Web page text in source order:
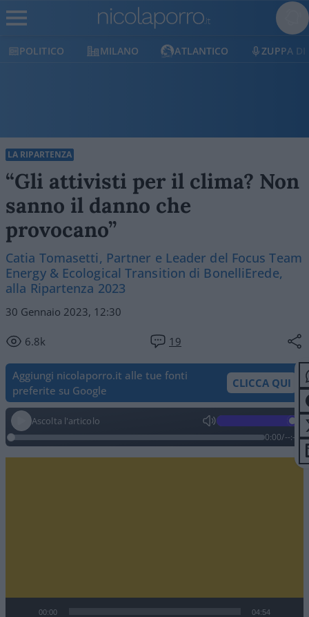
POLITICO MILANO ATLANTICO ZUPPA DI
LA RIPARTENZA
“Gli attivisti per il clima? Non
sanno il danno che
provocano”
Catia Tomasetti, Partner e Leader del Focus Team
Energy & Ecological Transition di BonelliErede,
alla Ripartenza 2023
30 Gennaio 2023, 12:30
6.8k 19
Aggiungi nicolaporro.it alle tue fonti
preferite su Google
CLICCA QUI
Ascolta l'articolo
0:00/--:--
00:00 04:54